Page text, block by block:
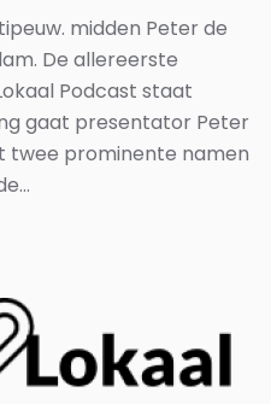
midden Peter de
De allereerste
Podcast staat
gaat presentator Peter
twee prominente namen